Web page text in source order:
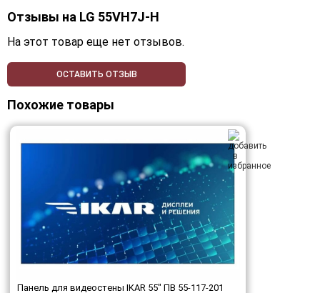
Отзывы на LG 55VH7J-H
На этот товар еще нет отзывов.
ОСТАВИТЬ ОТЗЫВ
Похожие товары
Панель для видеостены IKAR 55" ПВ 55-117-201